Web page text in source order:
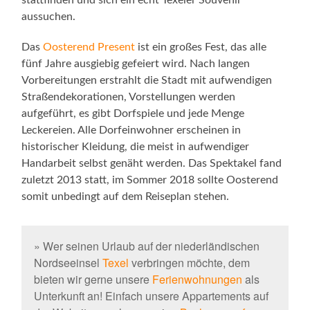
aussuchen.
Das Oosterend Present ist ein großes Fest, das alle
fünf Jahre ausgiebig gefeiert wird. Nach langen
Vorbereitungen erstrahlt die Stadt mit aufwendigen
Straßendekorationen, Vorstellungen werden
aufgeführt, es gibt Dorfspiele und jede Menge
Leckereien. Alle Dorfeinwohner erscheinen in
historischer Kleidung, die meist in aufwendiger
Handarbeit selbst genäht werden. Das Spektakel fand
zuletzt 2013 statt, im Sommer 2018 sollte Oosterend
somit unbedingt auf dem Reiseplan stehen.
» Wer seinen Urlaub auf der niederländischen
Nordseeinsel Texel verbringen möchte, dem
bieten wir gerne unsere Ferienwohnungen als
Unterkunft an! Einfach unsere Appartements auf